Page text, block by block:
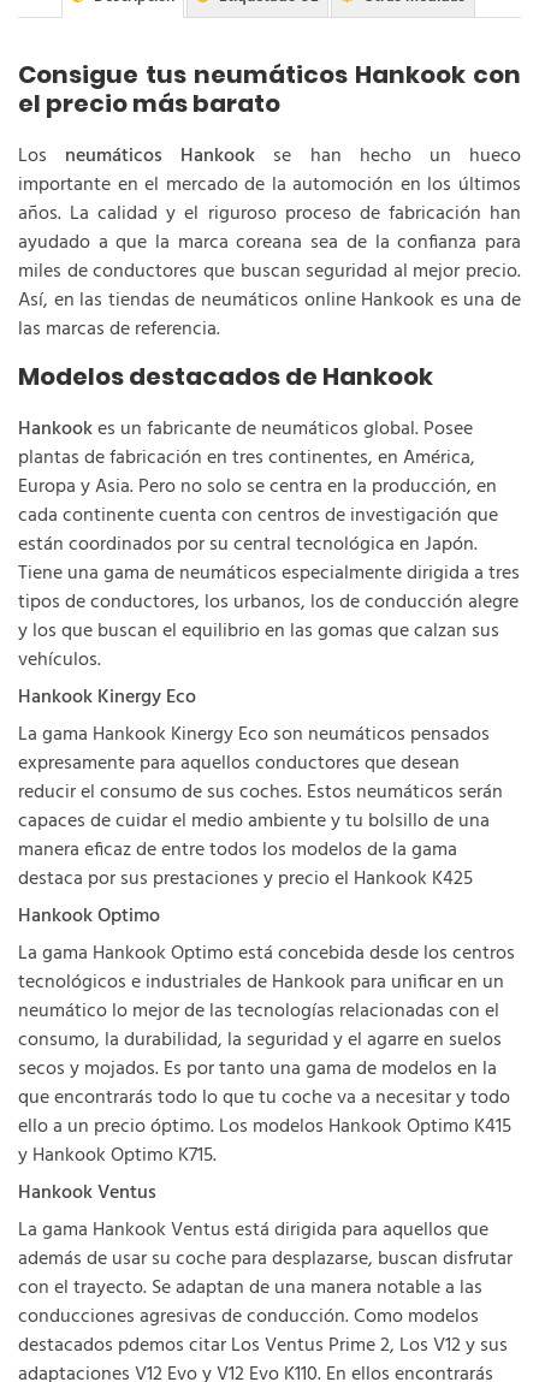
Consigue tus neumáticos Hankook con
el precio más barato
Los neumáticos Hankook se han hecho un hueco
importante en el mercado de la automoción en los últimos
años. La calidad y el riguroso proceso de fabricación han
ayudado a que la marca coreana sea de la confianza para
miles de conductores que buscan seguridad al mejor precio.
Así, en las tiendas de neumáticos online Hankook es una de
las marcas de referencia.
Modelos destacados de Hankook
Hankookes un fabricante de neumáticos global. Posee
plantas de fabricación en tres continentes, en América,
Europa y Asia. Pero no solo se centra en la producción, en
cada continente cuenta con centros de investigación que
están coordinados por su central tecnológica en Japón.
Tiene una gama de neumáticos especialmente dirigida a tres
tipos de conductores, los urbanos, los de conducción alegre
y los que buscan el equilibrio en las gomas que calzan sus
vehículos.
Hankook Kinergy Eco
La gama Hankook Kinergy Eco son neumáticos pensados
expresamente para aquellos conductores que desean
reducir el consumo de sus coches. Estos neumáticos serán
capaces de cuidar el medio ambiente y tu bolsillo de una
manera eficaz de entre todos los modelos de la gama
destaca por sus prestaciones y precio el Hankook K425
Hankook Optimo
La gama Hankook Optimo está concebida desde los centros
tecnológicos e industriales de Hankook para unificar en un
neumático lo mejor de las tecnologías relacionadas con el
consumo, la durabilidad, la seguridad y el agarre en suelos
secos y mojados. Es por tanto una gama de modelos en la
que encontrarás todo lo que tu coche va a necesitar y todo
ello a un precio óptimo. Los modelos Hankook Optimo K415
y Hankook Optimo K715.
Hankook Ventus
La gama Hankook Ventus está dirigida para aquellos que
además de usar su coche para desplazarse, buscan disfrutar
con el trayecto. Se adaptan de una manera notable a las
conducciones agresivas de conducción. Como modelos
destacados pdemos citar Los Ventus Prime 2, Los V12 y sus
adaptaciones V12 Evo y V12 Evo K110. En ellos encontrarás